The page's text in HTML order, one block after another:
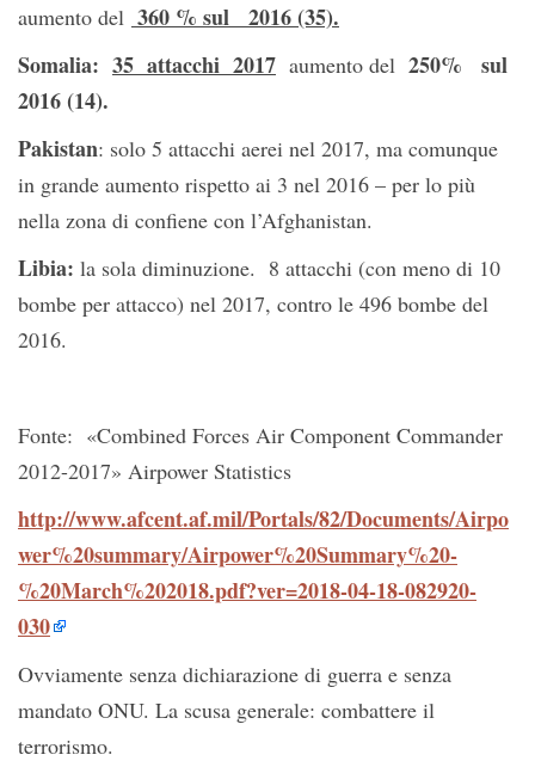
aumento del 360 % sul 2016 (35).
Somalia: 35 attacchi 2017 aumento del 250% sul
2016 (14).
Pakistan: solo 5 attacchi aerei nel 2017, ma comunque
in grande aumento rispetto ai 3 nel 2016 – per lo più
nella zona di confiene con l’Afghanistan.
Libia: la sola diminuzione. 8 attacchi (con meno di 10
bombe per attacco) nel 2017, contro le 496 bombe del
2016.
Fonte: «Combined Forces Air Component Commander
2012-2017» Airpower Statistics
http://www.afcent.af.mil/Portals/82/Documents/Airpo
wer%20summary/Airpower%20Summary%20-
%20March%202018.pdf?ver=2018-04-18-082920-
030
Ovviamente senza dichiarazione di guerra e senza
mandato ONU. La scusa generale: combattere il
terrorismo.